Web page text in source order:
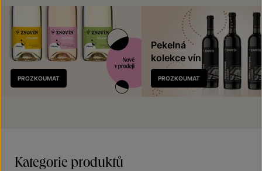
Nově
v prodeji
PROZKOUMAT
Pekelná
kolekce vín
PROZKOUMAT
Kategorie produktů